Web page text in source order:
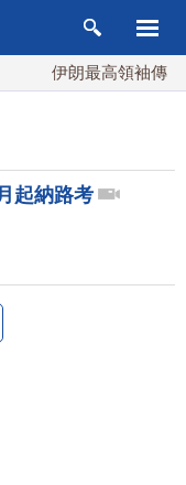
伊朗最高領袖傳「
起納路考